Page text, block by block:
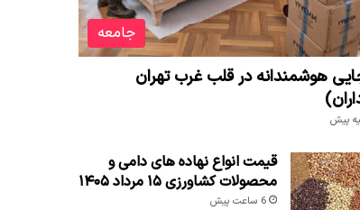
جامعه
هوشمندانه در قلب غرب تهران
قیمت انواع نهاده های دامی و
محصولات کشاورزی ۱۵ مرداد ۱۴۰۵
6 ساعت پیش